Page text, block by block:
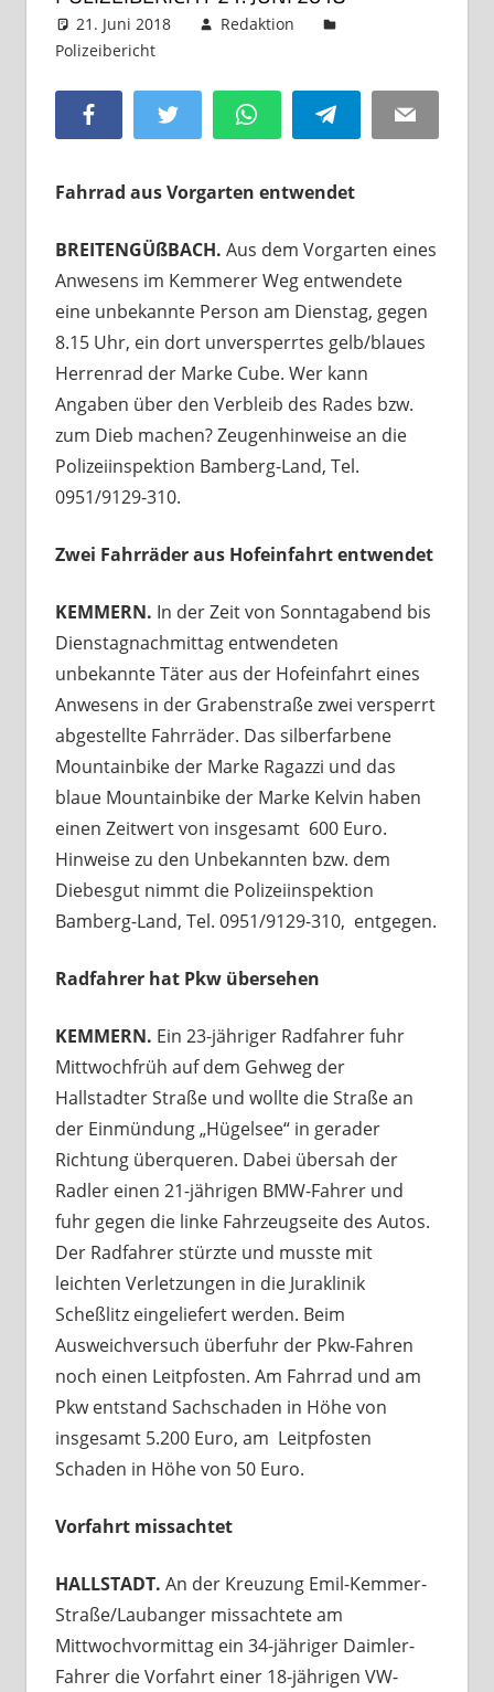
21. Juni 2018
Redaktion
Polizeibericht
Facebook Twitter WhatsAppTelegram Email
Fahrrad aus Vorgarten entwendet
BREITENGÜßBACH. Aus dem Vorgarten eines
Anwesens im Kemmerer Weg entwendete
eine unbekannte Person am Dienstag, gegen
8.15 Uhr, ein dort unversperrtes gelb/blaues
Herrenrad der Marke Cube. Wer kann
Angaben über den Verbleib des Rades bzw.
zum Dieb machen? Zeugenhinweise an die
Polizeiinspektion Bamberg-Land, Tel.
0951/9129-310.
Zwei Fahrräder aus Hofeinfahrt entwendet
KEMMERN. In der Zeit von Sonntagabend bis
Dienstagnachmittag entwendeten
unbekannte Täter aus der Hofeinfahrt eines
Anwesens in der Grabenstraße zwei versperrt
abgestellte Fahrräder. Das silberfarbene
Mountainbike der Marke Ragazzi und das
blaue Mountainbike der Marke Kelvin haben
einen Zeitwert von insgesamt 600 Euro.
Hinweise zu den Unbekannten bzw. dem
Diebesgut nimmt die Polizeiinspektion
Bamberg-Land, Tel. 0951/9129-310, entgegen.
Radfahrer hat Pkw übersehen
KEMMERN. Ein 23-jähriger Radfahrer fuhr
Mittwochfrüh auf dem Gehweg der
Hallstadter Straße und wollte die Straße an
der Einmündung „Hügelsee“ in gerader
Richtung überqueren. Dabei übersah der
Radler einen 21-jährigen BMW-Fahrer und
fuhr gegen die linke Fahrzeugseite des Autos.
Der Radfahrer stürzte und musste mit
leichten Verletzungen in die Juraklinik
Scheßlitz eingeliefert werden. Beim
Ausweichversuch überfuhr der Pkw-Fahren
noch einen Leitpfosten. Am Fahrrad und am
Pkw entstand Sachschaden in Höhe von
insgesamt 5.200 Euro, am Leitpfosten
Schaden in Höhe von 50 Euro.
Vorfahrt missachtet
HALLSTADT. An der Kreuzung Emil-Kemmer-
Straße/Laubanger missachtete am
Mittwochvormittag ein 34-jähriger Daimler-
Fahrer die Vorfahrt einer 18-jährigen VW-